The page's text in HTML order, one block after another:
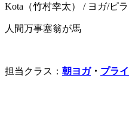
Kota（竹村幸太） / ヨガ/ピ
人間万事塞翁が馬
担当クラス： 朝ヨガ・ プラ